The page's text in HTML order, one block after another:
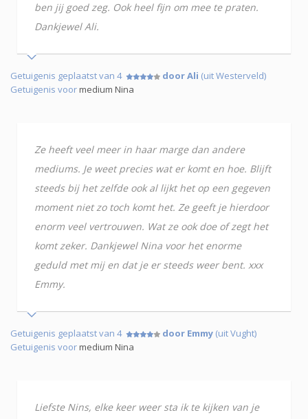
ben jij goed zeg. Ook heel fijn om mee te praten.
Dankjewel Ali.
Getuigenis geplaatst van 4 door Ali (uit Westerveld)
Getuigenis voormedium Nina
Ze heeft veel meer in haar marge dan andere
mediums. Je weet precies wat er komt en hoe. Blijft
steeds bij het zelfde ook al lijkt het op een gegeven
moment niet zo toch komt het. Ze geeft je hierdoor
enorm veel vertrouwen. Wat ze ook doe of zegt het
komt zeker. Dankjewel Nina voor het enorme
geduld met mij en dat je er steeds weer bent. xxx
Emmy.
Getuigenis geplaatst van 4 door Emmy (uit Vught)
Getuigenis voormedium Nina
Liefste Nins, elke keer weer sta ik te kijken van je